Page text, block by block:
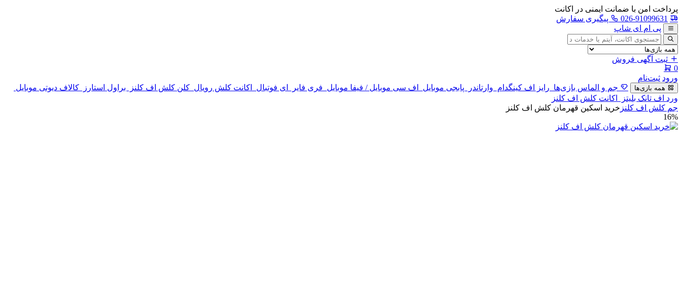
پرداخت امن با ضمانت ایمنی در اکانت
026-91099631
پیگیری سفارش
پی ام ای شاپ
جستجوی
آگهی
ثبت آگهی فروش
0
ورود ثبت‌نام
همه بازی‌ها جم و الماس بازی‌ها رایز اف کینگدام وارتاندر پابجی موبایل اف سی موبایل / فیفا موبایل فری فایر ای فوتبال اکانت کلش رویال کلن کلش اف کلنز براول استارز
کالاف دیوتی موبایل
ورد اف تانک بلیتز
اکانت کلش اف کلنز
جم کلش اف کلنز خرید اسکین قهرمان کلش اف کلنز
16%